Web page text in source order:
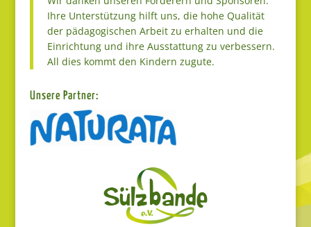
Ihre Unterstützung hilft uns, die hohe Qualität
der pädagogischen Arbeit zu erhalten und die
Einrichtung und ihre Ausstattung zu verbessern.
All dies kommt den Kindern zugute.
Unsere Partner: